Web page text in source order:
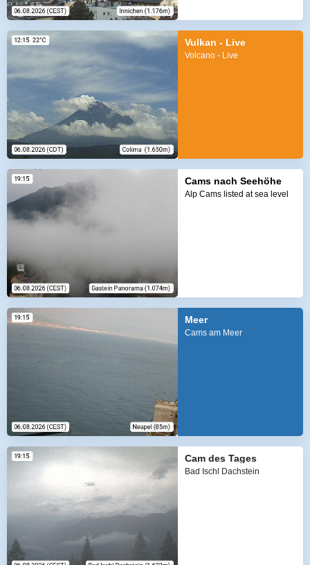
Vulkan - Live
Volcano - Live
Cams nach Seehöhe
Alp Cams listed at sea level
Meer
Cams am Meer
Cam des Tages
Bad Ischl Dachstein